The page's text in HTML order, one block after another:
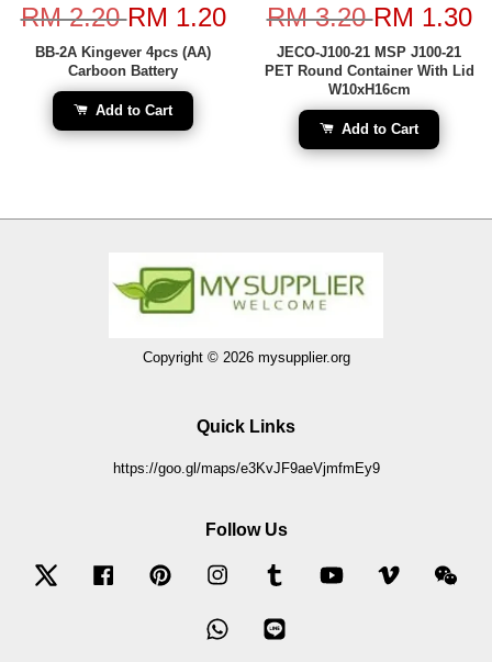
RM 2.20RM 1.20
BB-2A Kingever 4pcs (AA)
Carboon Battery
Add to Cart
RM 3.20RM 1.30
JECO-J100-21 MSP J100-21
PET Round Container With Lid
W10xH16cm
Add to Cart
Copyright © 2026 mysupplier.org
Quick Links
https://goo.gl/maps/e3KvJF9aeVjmfmEy9
Follow Us
Twitter Facebook Pinterest Instagram Tumblr YouTube Vimeo
Whatsapp